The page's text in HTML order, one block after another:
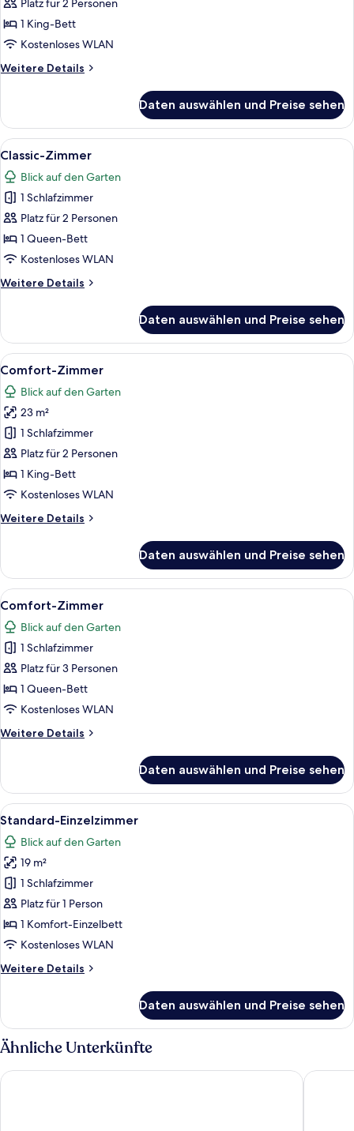
Zimmer,
Balkon
anzeigen
Platz für 2 Personen
1 King-Bett
Kostenloses WLAN
Weitere Details
Weitere
Zimmer,
Balkon
Daten auswählen und Preise sehen
Alle
Fotos
für
Classic-
Zimmer
anzeigen
Ein Hotelzimmer mit einem großen
3
Classic-Zimmer
Blick auf den Garten
1 Schlafzimmer
Platz für 2 Personen
1 Queen-Bett
Kostenloses WLAN
Weitere Details
Weitere
Zimmer
Daten auswählen und Preise sehen
Alle
Fotos
für
Comfort-
Zimmer
anzeigen
Ein Hotelzimmer mit einem großen
1
Comfort-Zimmer
Blick auf den Garten
23 m²
1 Schlafzimmer
Platz für 2 Personen
1 King-Bett
Kostenloses WLAN
Weitere Details
Weitere
Zimmer
Daten auswählen und Preise sehen
Alle
Fotos
für
Comfort-
Zimmer
anzeigen
Ein Hotelzimmer mit einem großen
1
Comfort-Zimmer
Blick auf den Garten
1 Schlafzimmer
Platz für 3 Personen
1 Queen-Bett
Kostenloses WLAN
Weitere Details
Weitere
Zimmer
Daten auswählen und Preise sehen
Alle
Fotos
für
Standard-
Einzelzimmer
anzeigen
Ein Hotelzimmer mit einem Bett,
1
Standard-Einzelzimmer
Blick auf den Garten
19 m²
1 Schlafzimmer
Platz für 1 Person
1 Komfort-Einzelbett
Kostenloses WLAN
Weitere Details
Weitere
Einzelzimmer
Daten auswählen und Preise sehen
Ähnliche Unterkünfte
ATLANTIC Hotel Heidelberg Hotel